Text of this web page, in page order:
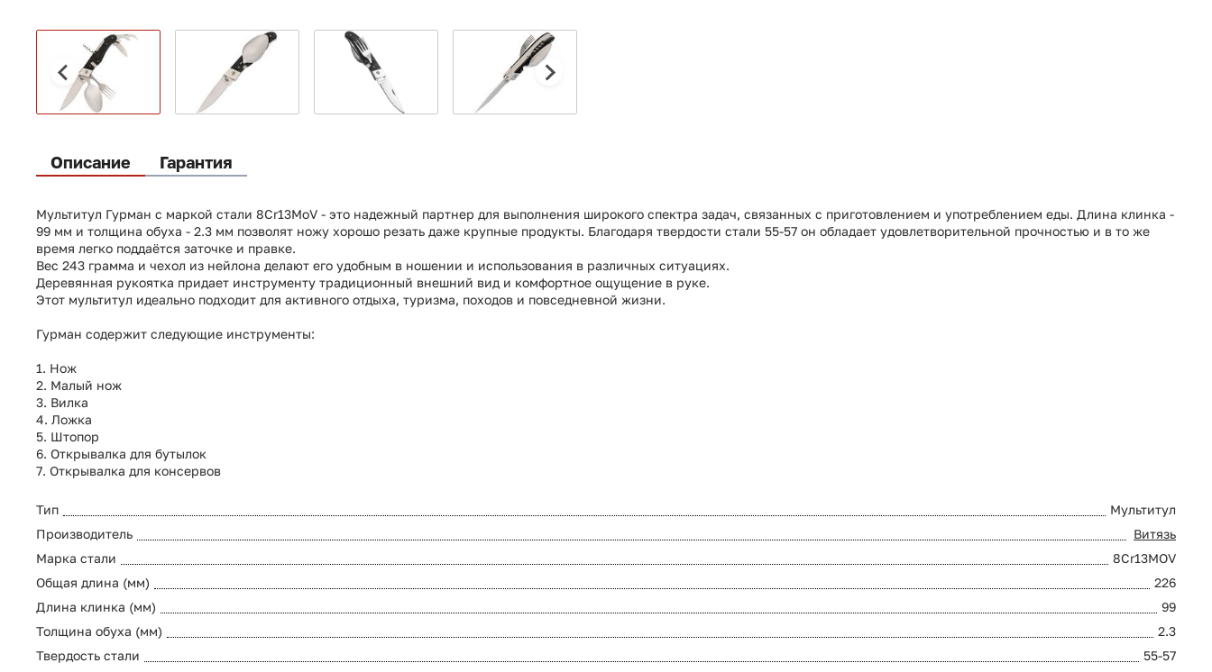
Описание Гарантия
Мультитул Гурман с маркой стали 8Cr13MoV - это надежный партнер для выполнения широкого спектра задач, связанных с приготовлением и употреблением еды. Длина клинка -
99 мм и толщина обуха - 2.3 мм позволят ножу хорошо резать даже крупные продукты. Благодаря твердости стали 55-57 он обладает удовлетворительной прочностью и в то же
время легко поддаётся заточке и правке.
Вес 243 грамма и чехол из нейлона делают его удобным в ношении и использования в различных ситуациях.
Деревянная рукоятка придает инструменту традиционный внешний вид и комфортное ощущение в руке.
Этот мультитул идеально подходит для активного отдыха, туризма, походов и повседневной жизни.
Гурман содержит следующие инструменты:
1. Нож
2. Малый нож
3. Вилка
4. Ложка
5. Штопор
6. Открывалка для бутылок
7. Открывалка для консервов
Тип
Мультитул
Производитель
Витязь
Марка стали
8Cr13MOV
Общая длина (мм)
226
Длина клинка (мм)
99
Толщина обуха (мм)
2.3
Твердость стали
55-57